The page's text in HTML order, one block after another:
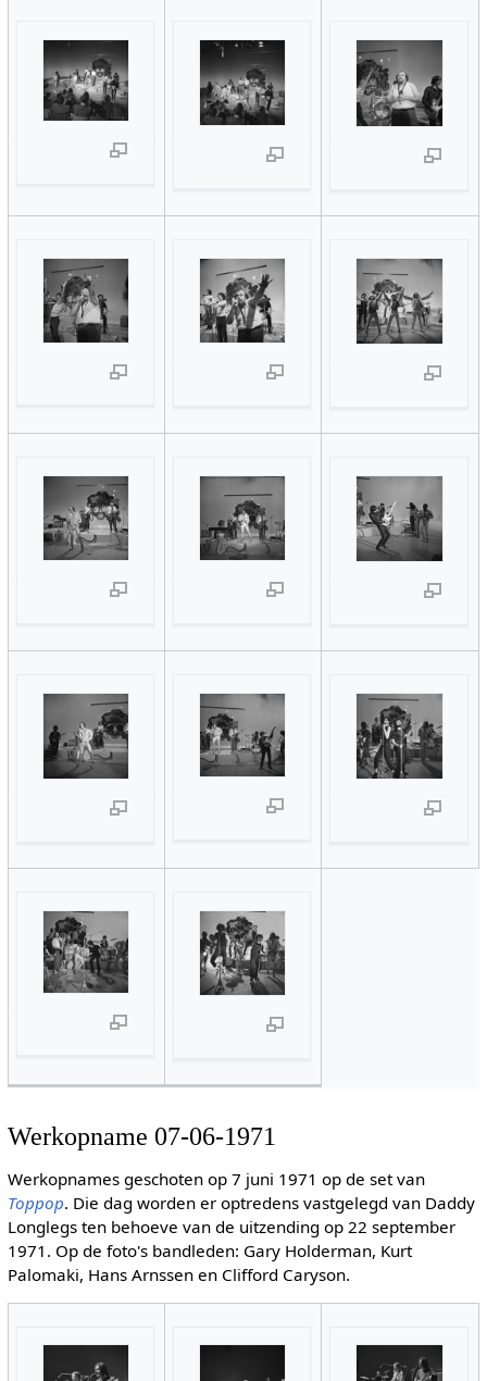
Werkopname 07-06-1971
Werkopnames geschoten op 7 juni 1971 op de set van
Toppop. Die dag worden er optredens vastgelegd van Daddy
Longlegs ten behoeve van de uitzending op 22 september
1971. Op de foto's bandleden: Gary Holderman, Kurt
Palomaki, Hans Arnssen en Clifford Caryson.